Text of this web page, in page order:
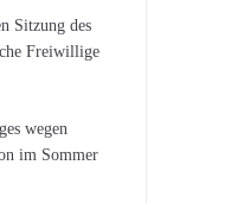
Sitzung des
Freiwillige
wegen
im Sommer